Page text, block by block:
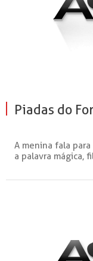
Piadas do
A menina fala
a palavra mágica,